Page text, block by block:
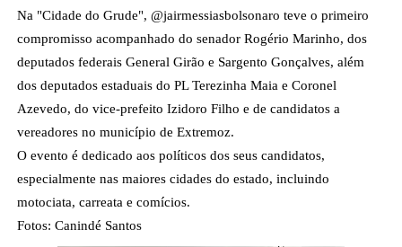
Na "Cidade do Grude", @jairmessiasbolsonaro teve o primeiro
compromisso acompanhado do senador Rogério Marinho, dos
deputados federais General Girão e Sargento Gonçalves, além
dos deputados estaduais do PL Terezinha Maia e Coronel
Azevedo, do vice-prefeito Izidoro Filho e de candidatos a
vereadores no município de Extremoz.
O evento é dedicado aos políticos dos seus candidatos,
especialmente nas maiores cidades do estado, incluindo
motociata, carreata e comícios.
Fotos: Canindé Santos